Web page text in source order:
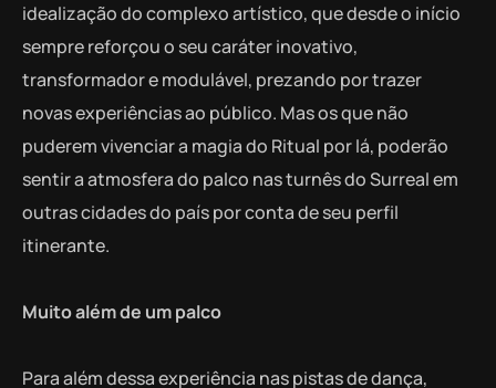
idealização do complexo artístico, que desde o início
sempre reforçou o seu caráter inovativo,
transformador e modulável, prezando por trazer
novas experiências ao público. Mas os que não
puderem vivenciar a magia do Ritual por lá, poderão
sentir a atmosfera do palco nas turnês do Surreal em
outras cidades do país por conta de seu perfil
itinerante.
Muito além de um palco
Para além dessa experiência nas pistas de dança,